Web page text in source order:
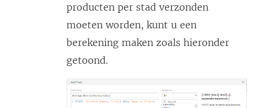
producten per stad verzonden
moeten worden, kunt u een
berekening maken zoals hieronder
getoond.